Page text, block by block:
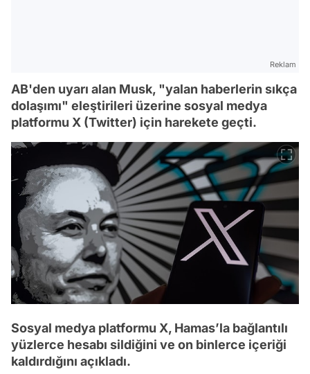
Reklam
AB'den uyarı alan Musk, "yalan haberlerin sıkça
dolaşımı" eleştirileri üzerine sosyal medya
platformu X (Twitter) için harekete geçti.
Sosyal medya platformu X, Hamas’la bağlantılı
yüzlerce hesabı sildiğini ve on binlerce içeriği
kaldırdığını açıkladı.